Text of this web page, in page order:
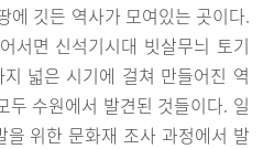
에 깃든 역사가 모여있는 곳이다.
서면 신석기시대 빗살무늬 토기
넓은 시기에 걸쳐 만들어진 역
두 수원에서 발견된 것들이다. 일
위한 문화재 조사 과정에서 발